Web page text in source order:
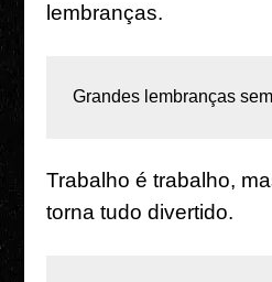
lembranças.
Grandes lembranças
Trabalho é trabalho,
torna tudo divertido.